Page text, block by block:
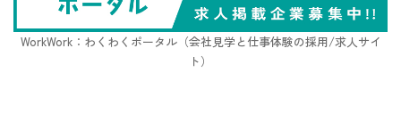
WorkWork：わくわくポータル（会社見学と仕事体験の採用/求人サイ
ト）